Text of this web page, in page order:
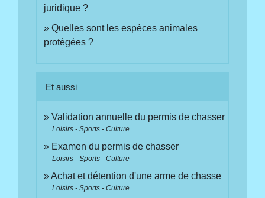
juridique ?
Quelles sont les espèces animales
protégées ?
Et aussi
Validation annuelle du permis de chasser
Loisirs - Sports - Culture
Examen du permis de chasser
Loisirs - Sports - Culture
Achat et détention d'une arme de chasse
Loisirs - Sports - Culture